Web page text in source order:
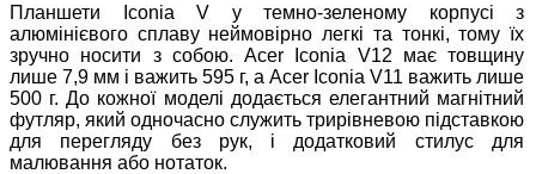
Планшети Iconia V у темно-зеленому корпусі з
алюмінієвого сплаву неймовірно легкі та тонкі, тому їх
зручно носити з собою. Acer Iconia V12 має товщину
лише 7,9 мм і важить 595 г, а Acer Iconia V11 важить лише
500 г. До кожної моделі додається елегантний магнітний
футляр, який одночасно служить трирівневою підставкою
для перегляду без рук, і додатковий стилус для
малювання або нотаток.